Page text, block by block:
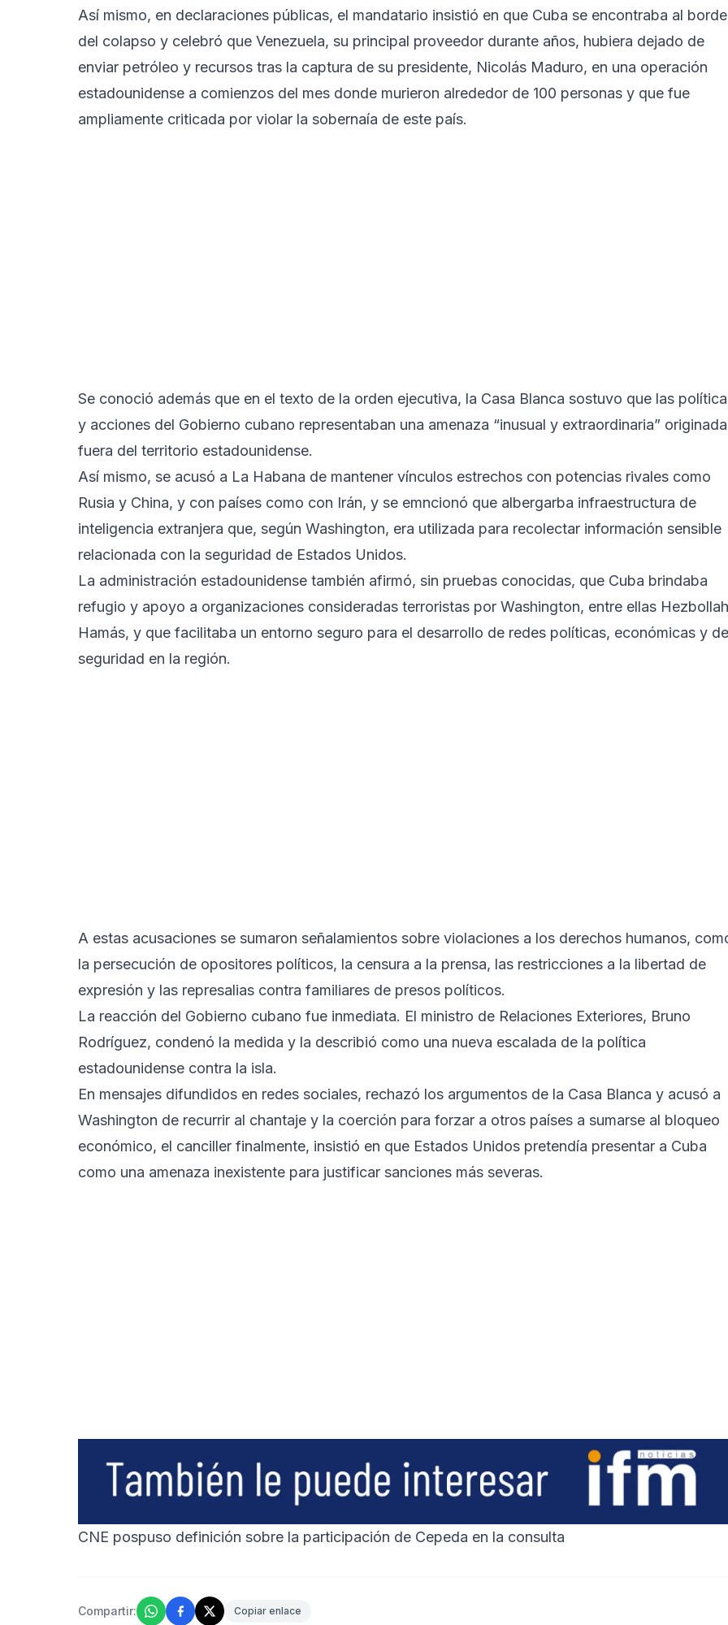
Así mismo, en declaraciones públicas, el mandatario insistió en que Cuba se encontraba al borde
del colapso y celebró que Venezuela, su principal proveedor durante años, hubiera dejado de
enviar petróleo y recursos tras la captura de su presidente, Nicolás Maduro, en una operación
estadounidense a comienzos del mes donde murieron alrededor de 100 personas y que fue
ampliamente criticada por violar la sobernaía de este país.
Se conoció además que en el texto de la orden ejecutiva, la Casa Blanca sostuvo que las
y acciones del Gobierno cubano representaban una amenaza “inusual y extraordinaria” originada
fuera del territorio estadounidense.
Así mismo, se acusó a La Habana de mantener vínculos estrechos con potencias rivales como
Rusia y China, y con países como con Irán, y se emncionó que albergarba infraestructura de
inteligencia extranjera que, según Washington, era utilizada para recolectar información sensible
relacionada con la seguridad de Estados Unidos.
La administración estadounidense también afirmó, sin pruebas conocidas, que Cuba brindaba
refugio y apoyo a organizaciones consideradas terroristas por Washington, entre ellas
Hamás, y que facilitaba un entorno seguro para el desarrollo de redes políticas, económicas y de
seguridad en la región.
A estas acusaciones se sumaron señalamientos sobre violaciones a los derechos humanos,
la persecución de opositores políticos, la censura a la prensa, las restricciones a la libertad de
expresión y las represalias contra familiares de presos políticos.
La reacción del Gobierno cubano fue inmediata. El ministro de Relaciones Exteriores, Bruno
Rodríguez, condenó la medida y la describió como una nueva escalada de la política
estadounidense contra la isla.
En mensajes difundidos en redes sociales, rechazó los argumentos de la Casa Blanca y acusó a
Washington de recurrir al chantaje y la coerción para forzar a otros países a sumarse al bloqueo
económico, el canciller finalmente, insistió en que Estados Unidos pretendía presentar a Cuba
como una amenaza inexistente para justificar sanciones más severas.
CNE pospuso definición sobre la participación de Cepeda en la consulta
Compartir: Copiar enlace